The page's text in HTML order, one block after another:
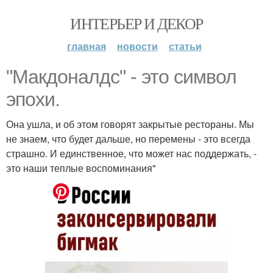
ИНТЕРЬЕР И ДЕКОР
главная новости статьи
"Макдоналдс" - это символ
эпохи.
Она ушла, и об этом говорят закрытые рестораны. Мы
не знаем, что будет дальше, но перемены - это всегда
страшно. И единственное, что может нас поддержать, -
это наши теплые воспоминания"